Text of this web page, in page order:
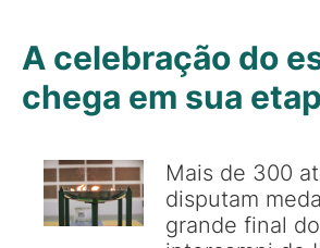
A celebração do
chega em sua
Mais de 300
disputam
grande final